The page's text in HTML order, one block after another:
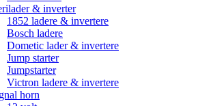
& inverter
1852 ladere & invertere
Bosch ladere
Dometic lader & invertere
Jump starter
Jumpstarter
Victron ladere & invertere
horn